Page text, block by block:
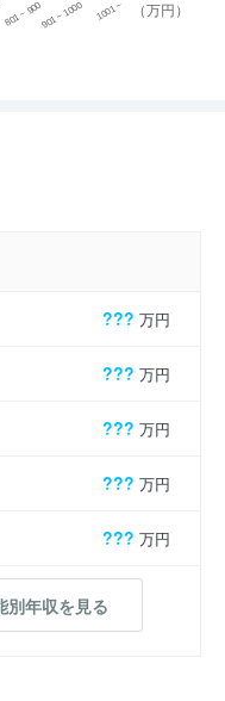
（万円）
801 ~ 900901 ~ 1000 1001 ~
??? 万円
??? 万円
??? 万円
??? 万円
??? 万円
別年収を見る